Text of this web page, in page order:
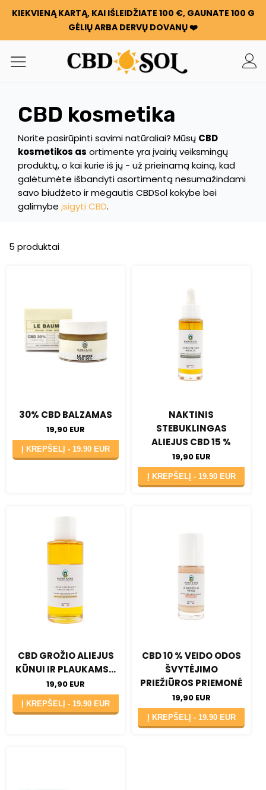
KIEKVIENĄ KARTĄ, KAI IŠLEIDŽIATE 100 €, GAUNATE 100 G
GĖLIŲ ARBA DERVŲ DOVANŲ ❤️
CBD kosmetika
Norite pasirūpinti savimi natūraliai? Mūsų CBD
kosmetikos as ortimente yra įvairių veiksmingų
produktų, o kai kurie iš jų - už prieinamą kainą, kad
galėtumėte išbandyti asortimentą nesumažindami
savo biudžeto ir mėgautis CBDSol kokybe bei
galimybe įsigyti CBD.
5 produktai
30% CBD BALZAMAS
19,90 EUR
Į KREPŠELĮ -19.90 EUR
NAKTINIS
STEBUKLINGAS
ALIEJUS CBD 15 %
19,90 EUR
Į KREPŠELĮ - 19.90 EUR
CBD GROŽIO ALIEJUS
KŪNUI IR PLAUKAMS...
19,90 EUR
Į KREPŠELĮ - 19.90 EUR
CBD 10 % VEIDO ODOS
ŠVYTĖJIMO
PRIEŽIŪROS PRIEMONĖ
19,90 EUR
Į KREPŠELĮ - 19.90 EUR